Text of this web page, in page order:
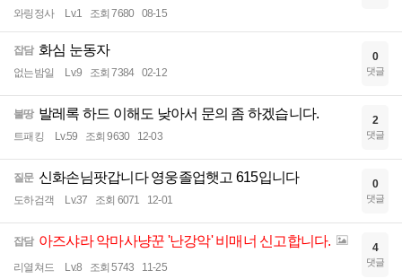
와링정사 Lv.1 조회 7680 08-15
잡담 화심 눈동자
없는밤일 Lv.9 조회 7384 02-12
0
댓글
불땅 발레록 하드 이해도 낮아서 문의 좀 하겠습니다.
트패킹 Lv.59 조회 9630 12-03
2
댓글
질문 신화손님팟갑니다 영웅졸업햇고 615입니다
도하검객 Lv.37 조회 6071 12-01
0
댓글
잡담 아즈샤라 악마사냥꾼 '난강악' 비매너 신고합니다.
리열쳐드 Lv.8 조회 5743 11-25
4
댓글